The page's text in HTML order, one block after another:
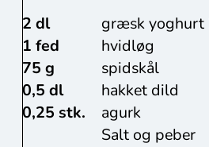
2 dl
græsk yoghurt
1 fed
hvidløg
75 g
spidskål
0,5 dl
hakket dild
0,25 stk.
agurk
Salt og peber